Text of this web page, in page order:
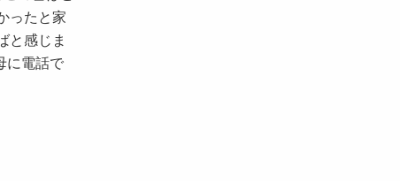
ったと家
と感じま
に電話で